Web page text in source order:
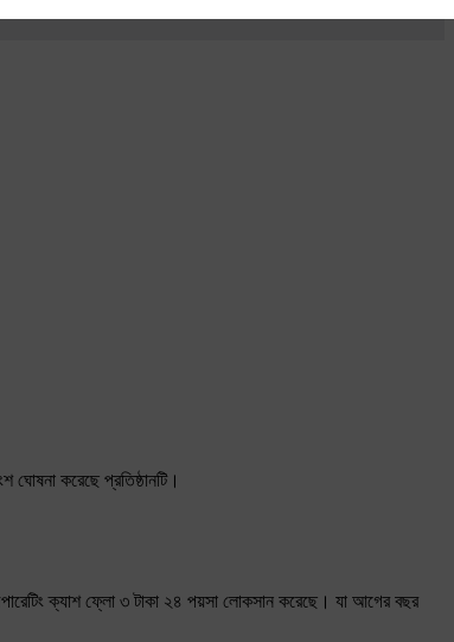
করেছে প্রতিষ্ঠানটি।
ক্যাশ ফ্লো ৩ টাকা ২৪ পয়সা লোকসান করেছে। যা আগের বছর